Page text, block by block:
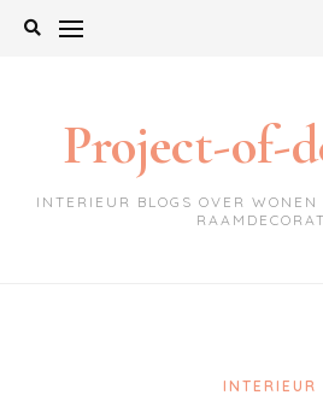
Project-of-
INTERIEUR BLOGS OVER
INTERIEUR